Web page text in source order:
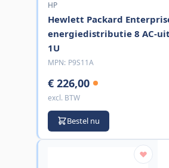
HP
Hewlett Packard
energiedistributie 8 AC-
1U
MPN: P9S11A
€ 226,00
excl. BTW
Bestel nu